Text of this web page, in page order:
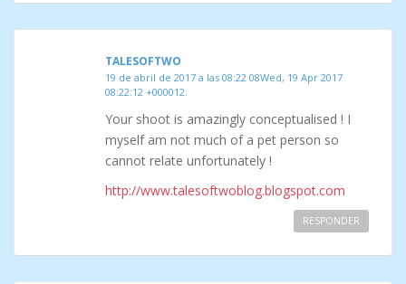
TALESOFTWO
19 de abril de 2017 a las 08:22 08Wed, 19 Apr 2017
08:22:12 +000012.
Your shoot is amazingly conceptualised ! I
myself am not much of a pet person so
cannot relate unfortunately !
http://www.talesoftwoblog.blogspot.com
RESPONDER